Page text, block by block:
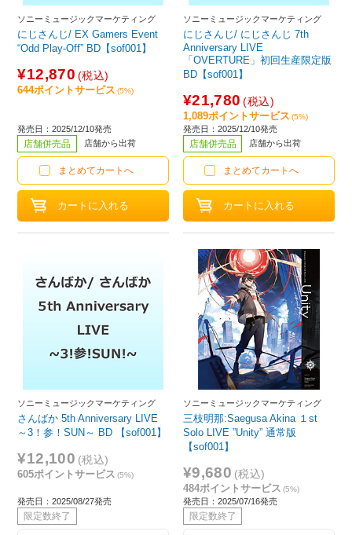
ソニーミュージックマーケティング
にじさんじ/ EX Gamers Event
“Odd Play-Off” BD【sof001】
¥12,870 (税込)
644ポイントサービス (5%)
発売日：2025/12/10発売
店舗併売品 店舗から出荷
まとめてカートへ
ソニーミュージックマーケティング
にじさんじ/ にじさんじ 7th
Anniversary LIVE
「OVERTURE」初回生産限定版
BD【sof001】
¥21,780 (税込)
1,089ポイントサービス (5%)
発売日：2025/12/10発売
店舗併売品 店舗から出荷
まとめてカートへ
ソニーミュージックマーケティング
さんばか 5th Anniversary LIVE
～3！参！SUN～ BD 【sof001】
¥12,100 (税込)
605ポイントサービス (5%)
発売日：2025/08/27発売
限定数終了
ソニーミュージックマーケティング
三枝明那:Saegusa Akina １st
Solo LIVE ”Unity” 通常版
【sof001】
¥9,680 (税込)
484ポイントサービス (5%)
発売日：2025/07/16発売
限定数終了